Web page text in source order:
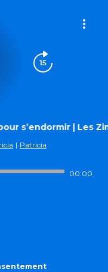
s’endormir | Les
| Patricia
00:00